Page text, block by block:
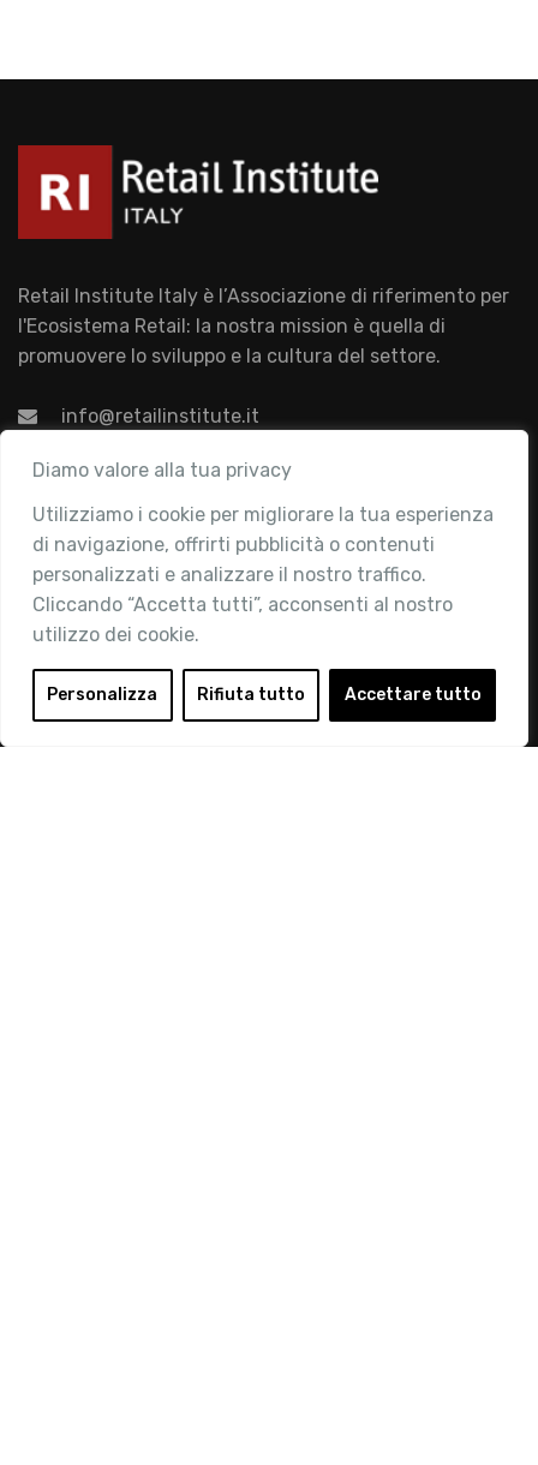
Diamo valore alla tua privacy
Utilizziamo i cookie per migliorare la tua esperienza
di navigazione, offrirti pubblicità o contenuti
personalizzati e analizzare il nostro traffico.
Cliccando “Accetta tutti”, acconsenti al nostro
utilizzo dei cookie.
Personalizza Rifiuta tutto Accettare tutto
Retail Institute Italy è l’Associazione di riferimento per
l'Ecosistema Retail: la nostra mission è quella di
promuovere lo sviluppo e la cultura del settore.
info@retailinstitute.it
Associazione
Chi siamo
Attività
Contatti
Area Riservata
Login
Diventa Socio